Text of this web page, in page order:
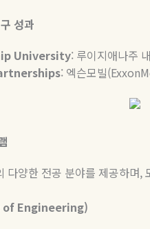
성과
University: 루이지애나주
: 엑슨모빌
다양한 전공 분야를 제공하며,
of Engineering)